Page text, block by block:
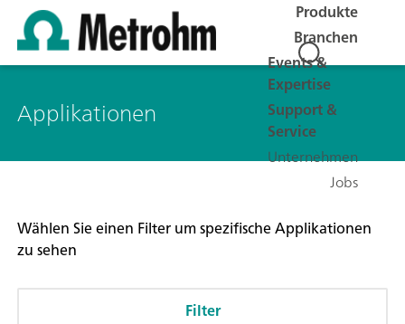
Produkte
Branchen
Events &
Expertise
Support &
Service
Unternehmen
Jobs
Applikationen
Wählen Sie einen Filter um spezifische Applikationen
zu sehen
Filter